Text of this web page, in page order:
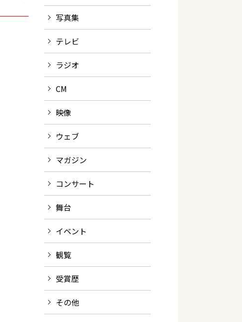
写真集
テレビ
ラジオ
CM
映像
ウェブ
マガジン
コンサート
舞台
イベント
観覧
受賞歴
その他